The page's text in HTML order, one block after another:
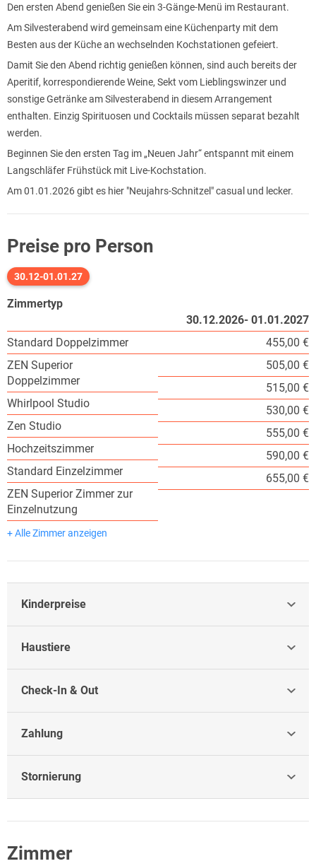
Den ersten Abend genießen Sie ein 3-Gänge-Menü im Restaurant.
Am Silvesterabend wird gemeinsam eine Küchenparty mit dem
Besten aus der Küche an wechselnden Kochstationen gefeiert.
Damit Sie den Abend richtig genießen können, sind auch bereits der
Aperitif, korrespondierende Weine, Sekt vom Lieblingswinzer und
sonstige Getränke am Silvesterabend in diesem Arrangement
enthalten. Einzig Spirituosen und Cocktails müssen separat bezahlt
werden.
Beginnen Sie den ersten Tag im „Neuen Jahr“ entspannt mit einem
Langschläfer Frühstück mit Live-Kochstation.
Am 01.01.2026 gibt es hier "Neujahrs-Schnitzel" casual und lecker.
Preise pro Person
30.12-01.01.27
Zimmertyp
Standard Doppelzimmer
ZEN Superior
Doppelzimmer
Whirlpool Studio
Zen Studio
Hochzeitszimmer
Standard Einzelzimmer
ZEN Superior Zimmer zur
Einzelnutzung
+ Alle Zimmer anzeigen
30.12.2026- 01.01.2027
455,00 €
505,00 €
515,00 €
530,00 €
555,00 €
590,00 €
655,00 €
Kinderpreise
Haustiere
Check-In & Out
Zahlung
Stornierung
Zimmer